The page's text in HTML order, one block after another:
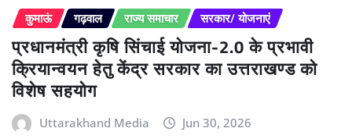
कुमाऊं गढ़वाल राज्य समाचार सरकार/ योजनाएं
प्रधानमंत्री कृषि सिंचाई योजना-2.0 के प्रभावी
क्रियान्वयन हेतु केंद्र सरकार का उत्तराखण्ड को
विशेष सहयोग
Uttarakhand Media Jun 30, 2026